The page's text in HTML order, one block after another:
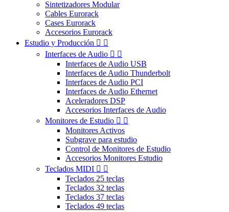
Sintetizadores Modular
Cables Eurorack
Cases Eurorack
Accesorios Eurorack
Estudio y Producción  
Interfaces de Audio  
Interfaces de Audio USB
Interfaces de Audio Thunderbolt
Interfaces de Audio PCI
Interfaces de Audio Ethernet
Aceleradores DSP
Accesorios Interfaces de Audio
Monitores de Estudio  
Monitores Activos
Subgrave para estudio
Control de Monitores de Estudio
Accesorios Monitores Estudio
Teclados MIDI  
Teclados 25 teclas
Teclados 32 teclas
Teclados 37 teclas
Teclados 49 teclas